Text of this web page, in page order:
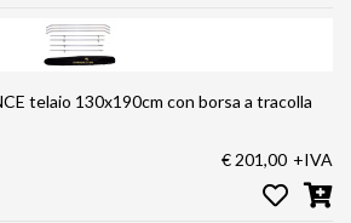
telaio 130x190cm con borsa a tracolla
€ 201,00 +IVA